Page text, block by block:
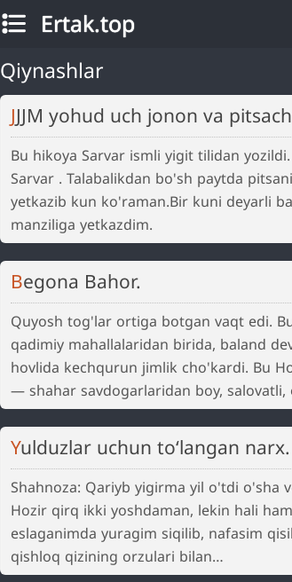
Ertak.top
Qiynashlar
JJJM yohud uch jonon va
Bu hikoya Sarvar ismli yigit tilidan
Sarvar . Talabalikdan bo'sh paytda
yetkazib kun ko'raman.Bir kuni deyarli
manziliga yetkazdim.
Begona Bahor.
Quyosh tog'lar ortiga botgan vaqt edi.
qadimiy mahallalaridan birida, baland
hovlida kechqurun jimlik cho'kardi. Bu
— shahar savdogarlaridan boy, salovatli,
Yulduzlar uchun to‘langan narx.
Shahnoza: Qariyb yigirma yil o'tdi o'sha
Hozir qirq ikki yoshdaman, lekin hali
eslaganimda yuragim siqilib, nafasim
qishloq qizining orzulari bilan…